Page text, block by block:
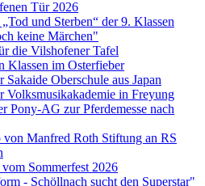
Tür 2026
und Sterben“ der 9. Klassen
keine Märchen"
die Vilshofener Tafel
Klassen im Osterfieber
Sakaide Oberschule aus Japan
Volksmusikakademie in Freyung
Pony-AG zur Pferdemesse nach
von Manfred Roth Stiftung an RS
Sommerfest 2026
- Schöllnach sucht den Superstar"